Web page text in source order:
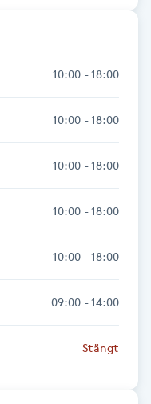
10:00 - 18:00
10:00 - 18:00
10:00 - 18:00
10:00 - 18:00
10:00 - 18:00
09:00 - 14:00
Stängt